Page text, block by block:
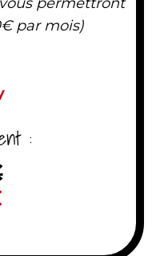
par mois)
: